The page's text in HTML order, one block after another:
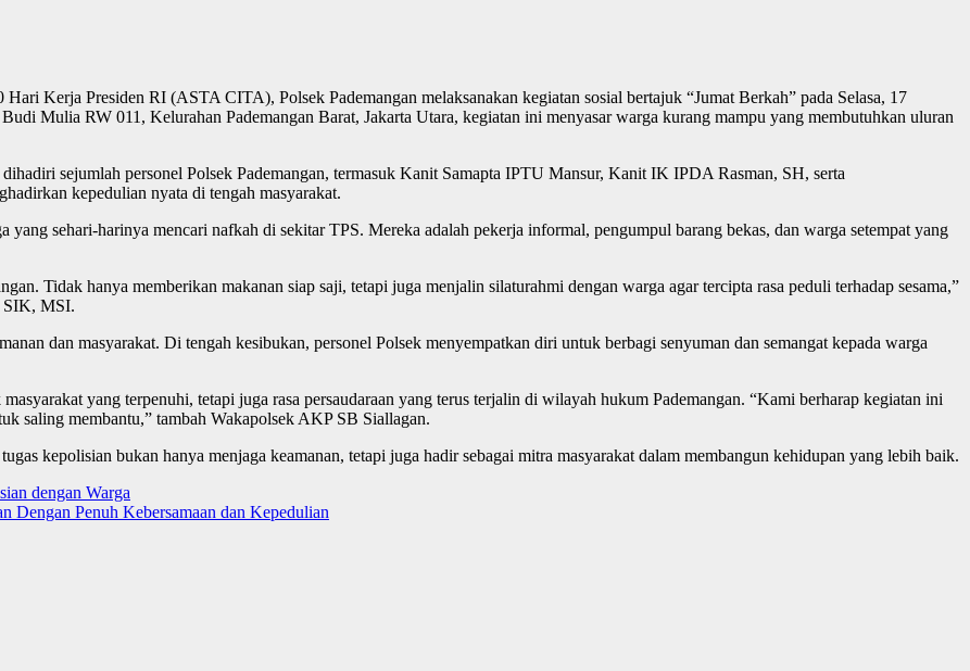
Kerja Presiden RI (ASTA CITA), Polsek Pademangan melaksanakan kegiatan sosial bertajuk “Jumat Berkah” pada Selasa, 17
Mulia RW 011, Kelurahan Pademangan Barat, Jakarta Utara, kegiatan ini menyasar warga kurang mampu yang membutuhkan uluran
sejumlah personel Polsek Pademangan, termasuk Kanit Samapta IPTU Mansur, Kanit IK IPDA Rasman, SH, serta
kepedulian nyata di tengah masyarakat.
yang sehari-harinya mencari nafkah di sekitar TPS. Mereka adalah pekerja informal, pengumpul barang bekas, dan warga setempat yang
Tidak hanya memberikan makanan siap saji, tetapi juga menjalin silaturahmi dengan warga agar tercipta rasa peduli terhadap sesama,”
SIK, MSI.
dan masyarakat. Di tengah kesibukan, personel Polsek menyempatkan diri untuk berbagi senyuman dan semangat kepada warga
yang terpenuhi, tetapi juga rasa persaudaraan yang terus terjalin di wilayah hukum Pademangan. “Kami berharap kegiatan ini
saling membantu,” tambah Wakapolsek AKP SB Siallagan.
kepolisian bukan hanya menjaga keamanan, tetapi juga hadir sebagai mitra masyarakat dalam membangun kehidupan yang lebih baik.
dengan Warga
Dengan Penuh Kebersamaan dan Kepedulian